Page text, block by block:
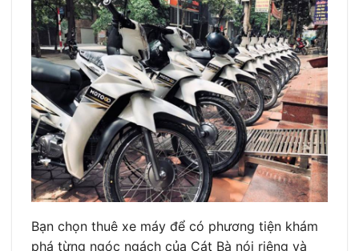
Bạn chọn thuê xe máy để có phương tiện khám
phá từng ngóc ngách của Cát Bà nói riêng và